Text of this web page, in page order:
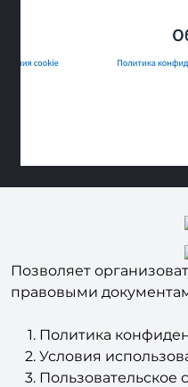
Позволяет
правовыми
Политика
Условия
Пользовательское